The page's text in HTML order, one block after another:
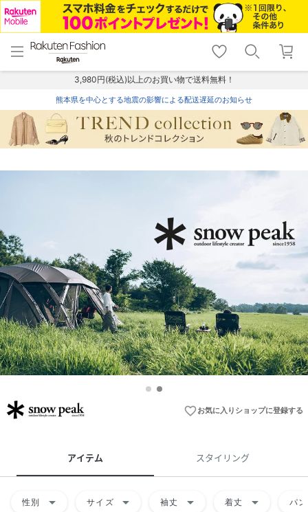
menu home
トップ
shopping_cart lock_outline
ログイン
3,980円(税込)以上のお買い物で送料無料！
熊本県を中心とする地震の影響による配送遅延のお知らせ
favorite_borderお気に入りショップに登録する
アイテム スタイリング
性別 arrow_drop_down サイズ arrow_drop_down 袖丈 arrow_drop_down 着丈 arrow_drop_down パ